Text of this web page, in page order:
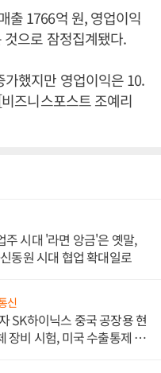
출 1766억 원, 영업이익
으로 잠정집계됐다.
했지만 영업이익은 10.
즈니스포스트 조예리
주 시대 '라면 앙금'은 옛말,
동원 시대 협업 확대일로
신
SK하이닉스 중국 공장용 현
장비 시험, 미국 수출통제 대